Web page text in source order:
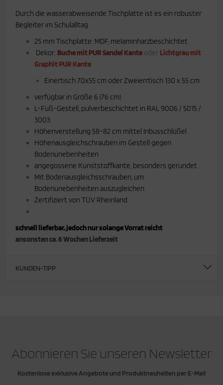
Durch die wasserabweisende Tischplatte ist es ein robuster
Begleiter im Schulalltag.
25 mm Tischplatte: MDF, melaminharzbeschichtet
Dekor: Buche mit PUR Sandel Kante oder Lichtgrau mit
Graphit PUR Kante
Einertisch 70x55 cm oder Zweierrtisch 130 x 55 cm
verfügbar in Größe 6 (76 cm)
L-Fuß-Gestell, pulverbeschichtet in RAL 9006 / 5015 /
3003
Höhenverstellung 58-82 cm mittel Inbusschlüßel
Höhenausgleichschrauben im Gestell gegen
Bodenunebenheiten
angegossene Kunststoffkante, besonders gerundet
Mit Bodenausgleichsschrauben, um
Bodenunebenheiten auszugleichen
Zertifiziert von TÜV Rheinland
schnell lieferbar, jedoch nur solange Vorrat reicht
ansonsten ca. 6 Wochen Lieferzeit
KUNDEN-TIPP
Abonnieren Sie unseren Newsletter
Kostenlose exklusive Angebote und Produktneuheiten per E-Mail